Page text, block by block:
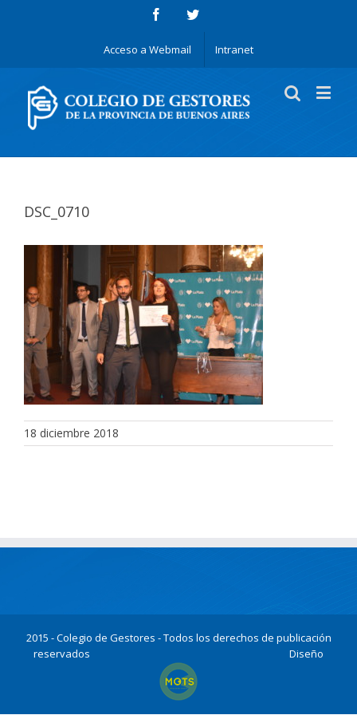
Acceso a Webmail Intranet
DSC_0710
18 diciembre 2018
2015 - Colegio de Gestores - Todos los derechos de publicación
reservados
Diseño